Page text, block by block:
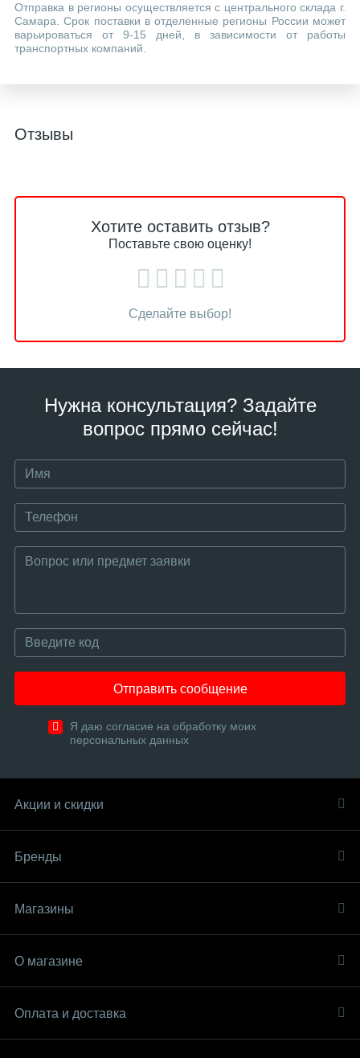
Отправка в регионы осуществляется с центрального склада г.
Самара. Срок поставки в отделенные регионы России может
варьироваться от 9-15 дней, в зависимости от работы
транспортных компаний.
Отзывы
Хотите оставить отзыв?
Поставьте свою оценку!
Сделайте выбор!
Нужна консультация? Задайте
вопрос прямо сейчас!
Отправить сообщение
Я даю согласие на обработку моих
персональных данных
Акции и скидки
Бренды
Магазины
О магазине
Оплата и доставка